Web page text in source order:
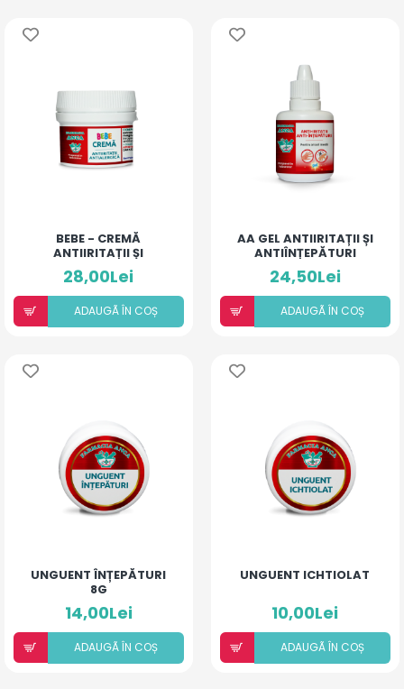
BEBE - CREMĂ
ANTIIRITAȚII ȘI
ANTIALERGICĂ
28,00Lei
ADAUGÃ ÎN COȘ
AA GEL ANTIIRITAȚII ȘI
ANTIÎNȚEPĂTURI
PENTRU ARSURI MEDII
24,50Lei
ADAUGÃ ÎN COȘ
UNGUENT ÎNȚEPĂTURI
8G
14,00Lei
ADAUGÃ ÎN COȘ
UNGUENT ICHTIOLAT
10,00Lei
ADAUGÃ ÎN COȘ